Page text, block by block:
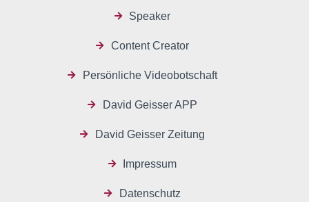
Speaker
Content Creator
Persönliche Videobotschaft
David Geisser APP
David Geisser Zeitung
Impressum
Datenschutz